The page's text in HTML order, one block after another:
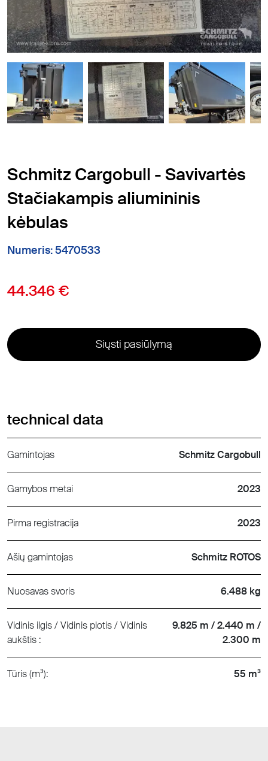
Schmitz Cargobull - Savivartės
Stačiakampis aliumininis
kėbulas
Numeris: 5470533
44.346 €
Siųsti pasiūlymą
technical data
Gamintojas Schmitz Cargobull
Gamybos metai 2023
Pirma registracija 2023
Ašių gamintojas Schmitz ROTOS
Nuosavas svoris 6.488 kg
Vidinis ilgis / Vidinis plotis / Vidinis
aukštis :
9.825 m / 2.440 m /
2.300 m
Tūris (m³): 55 m³